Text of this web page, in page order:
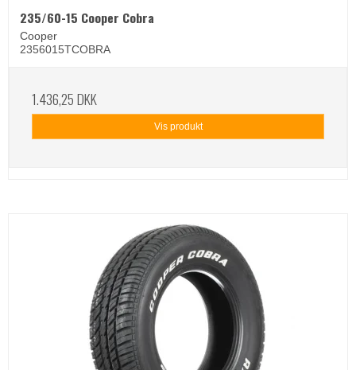
235/60-15 Cooper Cobra
Cooper
2356015TCOBRA
1.436,25 DKK
Vis produkt